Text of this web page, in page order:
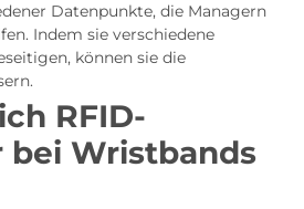
Datenpunkte, die Managern
Indem sie verschiedene
können sie die
RFID-
bei Wristbands